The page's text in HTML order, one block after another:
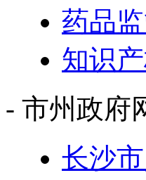
药品
知识
- 市州政府
长沙